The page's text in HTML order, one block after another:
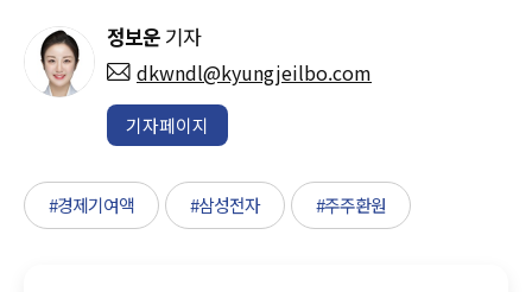
정보운 기자
dkwndl@kyungjeilbo.com
기자페이지
#경제기여액 #삼성전자 #주주환원